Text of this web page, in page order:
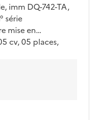
imm DQ-742-TA,
série
mise en
cv, 05 places,
vous pris
40-69 ou sur
de